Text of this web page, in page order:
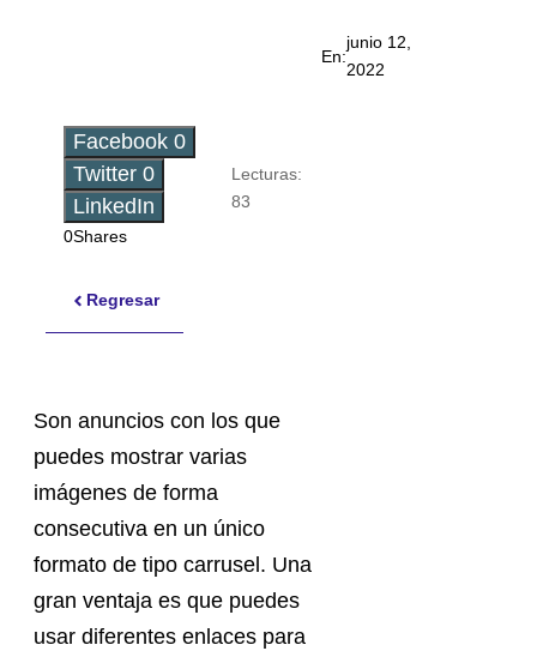
En:
junio 12,
2022
Facebook 0
Twitter 0
LinkedIn
0Shares
Lecturas:
83
Regresar
Son anuncios con los que
puedes mostrar varias
imágenes de forma
consecutiva en un único
formato de tipo carrusel. Una
gran ventaja es que puedes
usar diferentes enlaces para